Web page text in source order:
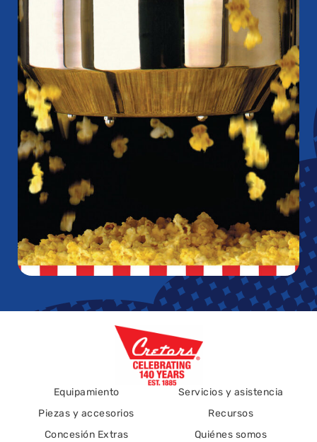
Equipamiento
Piezas y accesorios
Concesión Extras
Servicios y asistencia
Recursos
Quiénes somos